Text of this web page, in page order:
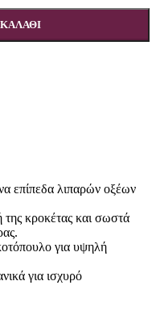
λιπαρών οξέων
κροκέτας και σωστά
για υψηλή
για ισχυρό